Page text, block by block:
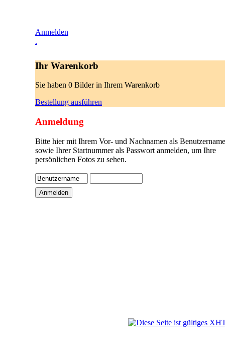
Anmelden
.
Ihr Warenkorb
Sie haben 0 Bilder in Ihrem Warenkorb
Bestellung ausführen
Anmeldung
Bitte hier mit Ihrem Vor- und Nachnamen als
sowie Ihrer Startnummer als Passwort anmelden, um Ihre
persönlichen Fotos zu sehen.